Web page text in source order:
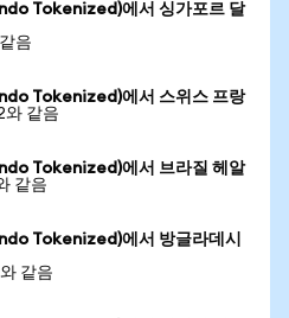
Tokenized)에서 싱가포르 달
음
Tokenized)에서 스위스 프랑
와 같음
Tokenized)에서 브라질 헤알
같음
Tokenized)에서 방글라데시
같음